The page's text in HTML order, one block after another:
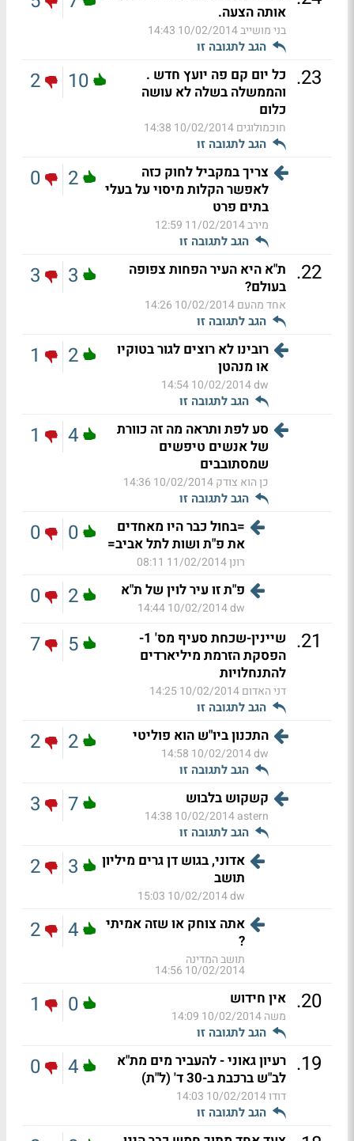
אותה הצעה.
בני מושייב10/02/2014 14:43
הגב לתגובה זו
23
. כל יום קם פה יועץ חדש .
והממשלה בשלה לא עושה
כלום
חוכמולוגים10/02/2014 14:38
הגב לתגובה זו
10
2
צריך במקביל לחוק כזה
לאפשר הקלות מיסוי על בעלי
בתים פרט
מירב11/02/2014 12:59
הגב לתגובה זו
2
0
22
. ת"א היא העיר הפחות צפופה
בעולם?
אחד מהעם10/02/2014 14:26
הגב לתגובה זו
3
3
רובינו לא רוצים לגור בטוקיו
או מנהטן
dw
10/02/2014 14:54
הגב לתגובה זו
2
1
סע לפת ותראה מה זה כוורת
של אנשים טיפשים
שמסתובבים
כן הוא צודק10/02/2014 14:36
הגב לתגובה זו
4
1
=בחול כבר היו מאחדים
את פ"ת ושות לתל אביב=
רונן11/02/2014 08:11
0
0
פ"ת זו עיר לוין של ת"א
dw
10/02/2014 14:44
2
0
21
.
שיינין-שכחת סעיף מס' 1-
הפסקת הזרמת מיליארדים
להתנחלויות
דני האדום10/02/2014 14:25
הגב לתגובה זו
5
7
התכנון ביו"ש הוא פוליטי
dw
10/02/2014 14:58
הגב לתגובה זו
2
2
קשקוש בלבוש
astern
10/02/2014 14:38
הגב לתגובה זו
7
3
אדוני, בגוש דן גרים מיליון
תושב
dw
10/02/2014 15:03
3
2
אתה צוחק או שזה אמיתי
?
תושב המדינה
10/02/2014 14:56
4
2
20
. אין חידוש
משה10/02/2014 14:09
הגב לתגובה זו
0
1
19
. רעיון גאוני - להעביר מים מת"א
לב"ש ברכבת ב-30 ד' (ל"ת)
דודו10/02/2014 14:03
הגב לתגובה זו
4
0